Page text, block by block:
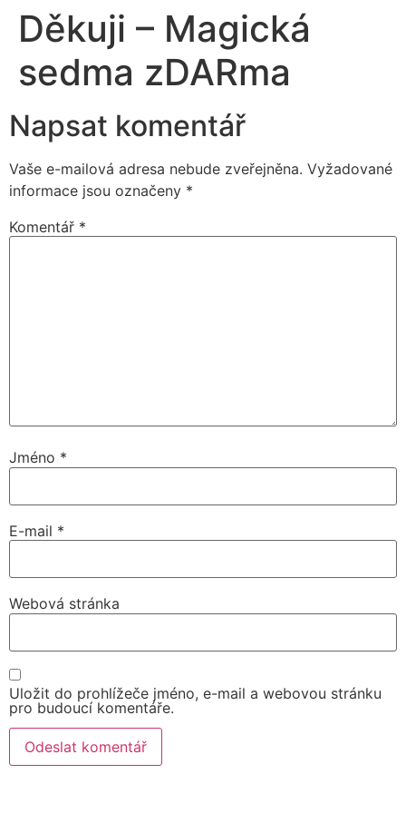
Děkuji – Magická
sedma zDARma
Napsat komentář
Vaše e-mailová adresa nebude zveřejněna. Vyžadované
informace jsou označeny *
Komentář *
Jméno *
E-mail *
Webová stránka
Uložit do prohlížeče jméno, e-mail a webovou stránku
pro budoucí komentáře.